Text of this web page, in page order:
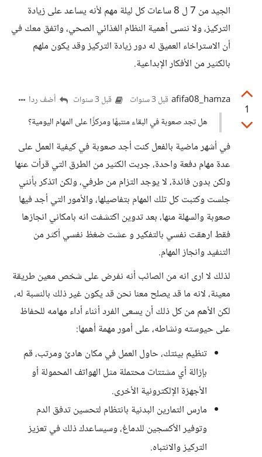
الجيد من 7 ل 8 ساعات كل ليلة مهم لأنه يساعد على زيادة
التركيز، ولا ننسى أهمية النظام الغذائي الصحي، واتفق معك في
أن الاستراخاء العميق له دور زيادة التركيز وقد يكون ملهم
بالكثير من الأفكار الإبداعية.
1
afifa08_hamza قبل 3 سنوات قبل 3 سنوات
أضف ردا
هل تجد صعوبة في البقاء منتبهًا ومركزًا على المهام اليومية؟
في أشهر ماضية بالفعل كنت أجد صعوبة في كيفية العمل على
عدة مهام دفعة واحدة، جربت الكثير من الطرق التي قرأت عنها
ولكن بدون فائدة، لا يوجد التزام من طرفي، ولكن اتذكر بأنني
جلست وكتبت كل تلك المهام بتفاصيلها، والأمور التي أجد فيها
صعوبة والسهلة منها، بعد تدوين اكتشفت انه بامكاني انجازها
فقط ارهقت نفسي بالتفكير و عشت ضغظ نفسي أكثر من
التنفيد وانجاز المهام.
لذلك لا ارى انه من الصائب أنه نفرض على شخص معين طريقة
معينة، لانه ما قد يصلح معنا نحن قد يكون غير ذلك بالنسبة له،
لكن الأهم من كل ذلك أن يسعى الفرد أثناء أداء مهامه للحفاظ
على حيوسته ونشاطه، على أمور مهمة أهمها:
تنظيم بيئتك، حاول العمل في مكان هادئ ومرتب، قم
بإزالة أي مشتتات محتملة مثل الهواتف المحمولة أو
الأجهزة الإلكترونية الأخرى.
مارس التمارين البدنية بانتظام لتحسين تدفق الدم
وتوفير الأكسجين للدماغ، وسيساعدك ذلك في تعزيز
التركيز والانتباه.